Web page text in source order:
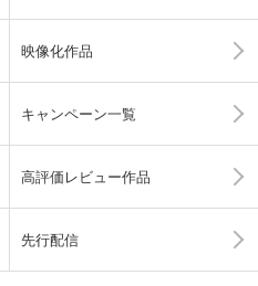
映像化作品
キャンペーン一覧
高評価レビュー作品
先行配信